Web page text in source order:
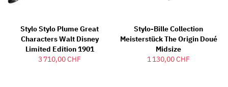
Stylo Stylo Plume Great
Characters Walt Disney
Limited Edition 1901
3 710,00 CHF
Stylo-Bille Collection
Meisterstück The Origin Doué
Midsize
1 130,00 CHF